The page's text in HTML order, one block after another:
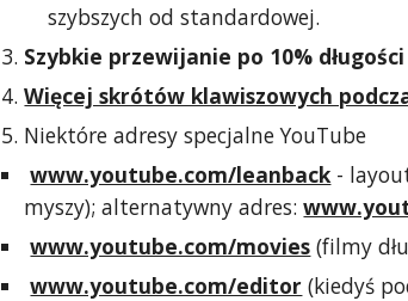
szybszych od standardowej.
Szybkie przewijanie po 10%
Więcej skrótów klawiszowych
Niektóre adresy specjalne YouTube
www.youtube.com/leanback- layout
myszy); alternatywny adres:
www.youtube.com/movies (filmy
www.youtube.com/editor (kiedyś